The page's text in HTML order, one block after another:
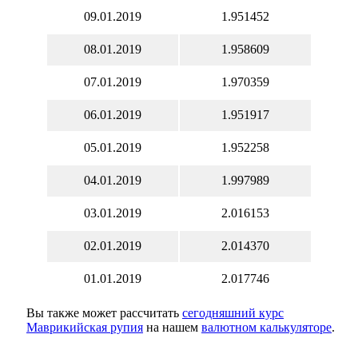
09.01.2019 1.951452
08.01.2019 1.958609
07.01.2019 1.970359
06.01.2019 1.951917
05.01.2019 1.952258
04.01.2019 1.997989
03.01.2019 2.016153
02.01.2019 2.014370
01.01.2019 2.017746
Вы также может рассчитать сегодняшний курс
Маврикийская рупия на нашем валютном калькуляторе.